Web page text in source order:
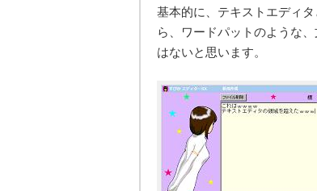
基本的に、テキストエディ
ら、ワードパットのような
はないと思います。